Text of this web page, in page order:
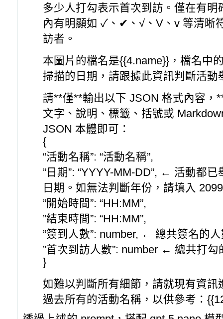
多少人打勾表示首次到訪。僅在有明
內有明顯如 ✓、✔、√、V、v 等清晰
訪者。
本圖片的檔名是{{4.name}}，檔名中
掃描的日期，請跟據此資訊判斷活動
請**僅**輸出以下 JSON 格式內容，
文字、說明、標籤、括號或
JSON 本體即可：
{
“活動名稱”: “活動名稱”,
”日期”: “YYYY-MM-DD”, ← 活動都
日期。如無法判斷年份，請填入
”開始時間”: “HH:MM”,
”結束時間”: “HH:MM”,
”簽到人數”: number, ← 總共簽名的
”首次到訪人數”: number ← 總共打勾
}
如難以判斷所有細節，請就現有資訊
過去所有的活動名稱，以供參考：